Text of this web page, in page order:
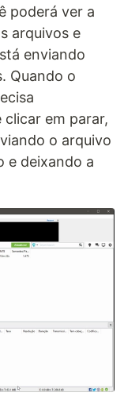
poderá ver a
arquivos e
enviando
Quando o
em parar,
o arquivo
e deixando a